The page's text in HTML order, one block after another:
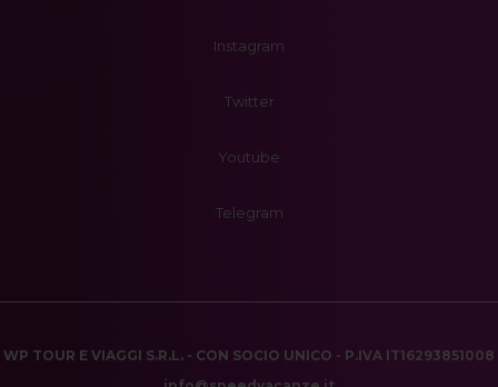
Instagram
Twitter
Youtube
Telegram
WP TOUR E VIAGGI S.R.L. - CON SOCIO UNICO - P.IVA IT16293851008